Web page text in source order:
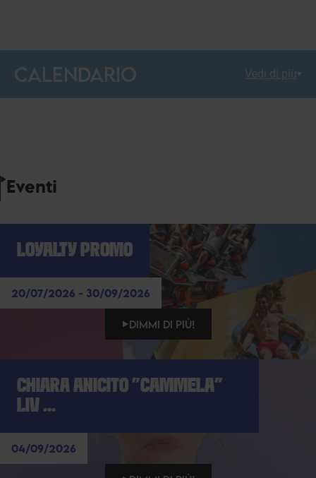
CALENDARIO Vedi di più
Eventi
LOYALTY PROMO
20/07/2026 - 30/09/2026
DIMMI DI PIÙ!
CHIARA ANICITO "CAMMELA"
LIV ...
04/09/2026